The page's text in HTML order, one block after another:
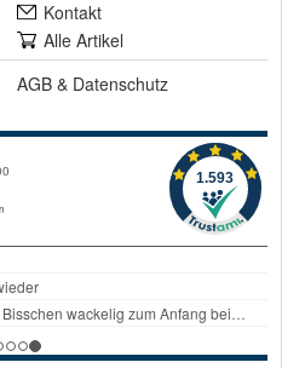
Kontakt
Alle Artikel
AGB & Datenschutz